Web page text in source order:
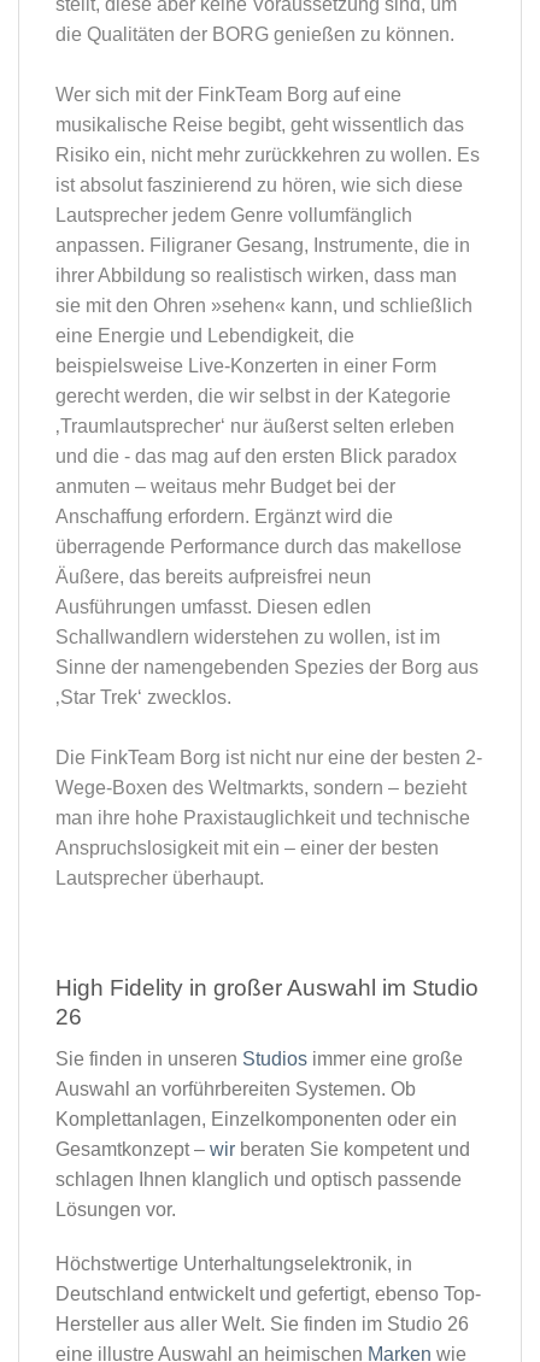
stellt, diese aber keine Voraussetzung sind, um
die Qualitäten der BORG genießen zu können.
Wer sich mit der FinkTeam Borg auf eine
musikalische Reise begibt, geht wissentlich das
Risiko ein, nicht mehr zurückkehren zu wollen. Es
ist absolut faszinierend zu hören, wie sich diese
Lautsprecher jedem Genre vollumfänglich
anpassen. Filigraner Gesang, Instrumente, die in
ihrer Abbildung so realistisch wirken, dass man
sie mit den Ohren »sehen« kann, und schließlich
eine Energie und Lebendigkeit, die
beispielsweise Live-Konzerten in einer Form
gerecht werden, die wir selbst in der Kategorie
‚Traumlautsprecher‘ nur äußerst selten erleben
und die ­- das mag auf den ersten Blick paradox
anmuten – weitaus mehr Budget bei der
Anschaffung erfordern. Ergänzt wird die
überragende Performance durch das makellose
Äußere, das bereits aufpreisfrei neun
Ausführungen umfasst. Diesen edlen
Schallwandlern widerstehen zu wollen, ist im
Sinne der namengebenden Spezies der Borg aus
‚Star Trek‘ zwecklos.
Die FinkTeam Borg ist nicht nur eine der besten 2-
Wege-Boxen des Weltmarkts, sondern – bezieht
man ihre hohe Praxistauglichkeit und technische
Anspruchslosigkeit mit ein – einer der besten
Lautsprecher überhaupt.
High Fidelity in großer Auswahl im Studio
26​
Sie finden in unseren Studios immer eine große
Auswahl an vorführbereiten Systemen. Ob
Komplettanlagen, Einzelkomponenten oder ein
Gesamtkonzept – wir beraten Sie kompetent und
schlagen Ihnen klanglich und optisch passende
Lösungen vor.
Höchstwertige Unterhaltungselektronik, in
Deutschland entwickelt und gefertigt, ebenso Top-
Hersteller aus aller Welt. Sie finden im Studio 26
eine illustre Auswahl an heimischen Marken wie